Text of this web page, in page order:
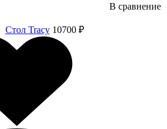
В сравнение
Стол Tracy 10700 ₽